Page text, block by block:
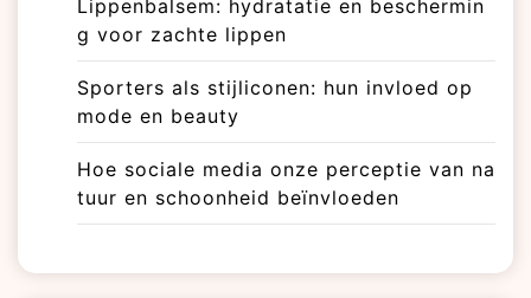
Lippenbalsem: hydratatie en beschermin
g voor zachte lippen
Sporters als stijliconen: hun invloed op
mode en beauty
Hoe sociale media onze perceptie van na
tuur en schoonheid beïnvloeden